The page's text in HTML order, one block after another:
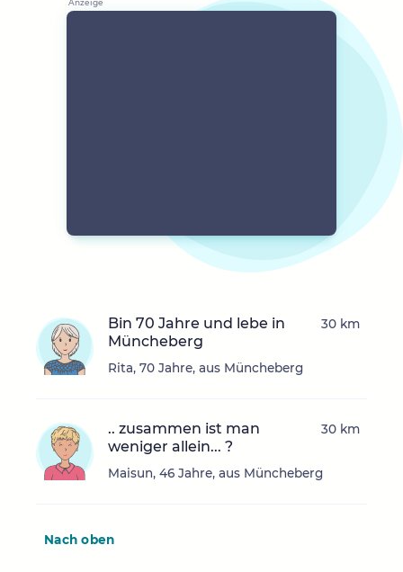
Bin 70 Jahre und lebe in
Müncheberg
Rita, 70 Jahre, aus Müncheberg
30 km
.. zusammen ist man
weniger allein... ?
Maisun, 46 Jahre, aus Müncheberg
30 km
Nach oben